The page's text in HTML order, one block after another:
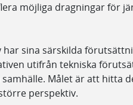
möjliga dragningar för
har sina särskilda
utifrån tekniska
Målet är att hitta
perspektiv.